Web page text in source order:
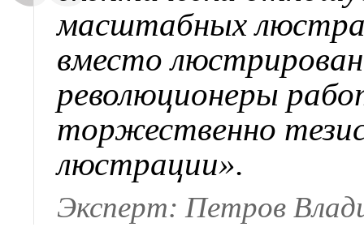
масштабных
вместо
революционеры
торжественно
люстрации».
Эксперт: Петров